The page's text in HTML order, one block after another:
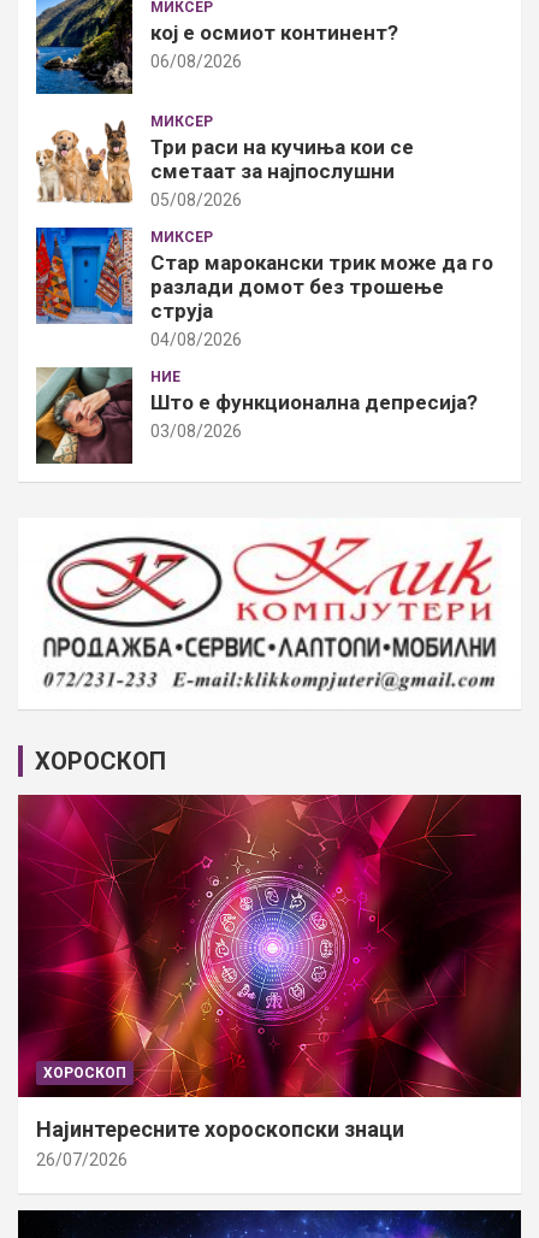
МИКСЕР
кој е осмиот континент?
06/08/2026
МИКСЕР
Три раси на кучиња кои се
сметаат за најпослушни
05/08/2026
МИКСЕР
Стар марокански трик може да го
разлади домот без трошење
струја
04/08/2026
НИЕ
Што е функционална депресија?
03/08/2026
ХОРОСКОП
ХОРОСКОП
Најинтересните хороскопски знаци
26/07/2026